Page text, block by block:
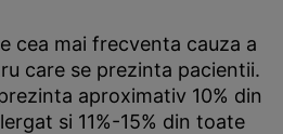
cea mai frecventa cauza a
care se prezinta pacientii.
aproximativ 10% din
si 11%-15% din toate